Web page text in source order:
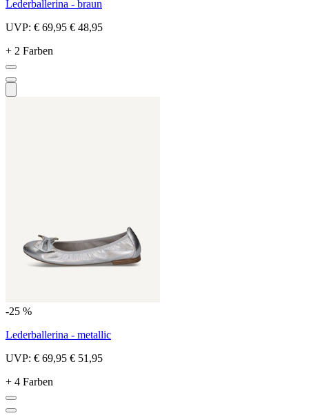
Lederballerina - braun
UVP: € 69,95 € 48,95
+ 2 Farben
-25 %
Lederballerina - metallic
UVP: € 69,95 € 51,95
+ 4 Farben